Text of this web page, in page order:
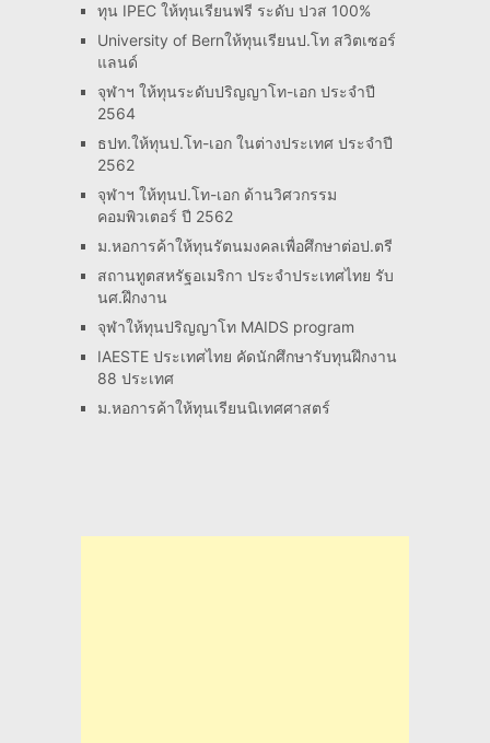
ทุน IPEC ให้ทุนเรียนฟรี ระดับ ปวส 100%
University of Bernให้ทุนเรียนป.โท สวิตเซอร์
แลนด์
จุฬาฯ ให้ทุนระดับปริญญาโท-เอก ประจำปี
2564
ธปท.ให้ทุนป.โท-เอก ในต่างประเทศ ประจำปี
2562
จุฬาฯ ให้ทุนป.โท-เอก ด้านวิศวกรรม
คอมพิวเตอร์ ปี 2562
ม.หอการค้าให้ทุนรัตนมงคลเพื่อศึกษาต่อป.ตรี
สถานทูตสหรัฐอเมริกา ประจำประเทศไทย รับ
นศ.ฝึกงาน
จุฬาให้ทุนปริญญาโท MAIDS program
IAESTE ประเทศไทย คัดนักศึกษารับทุนฝึกงาน
88 ประเทศ
ม.หอการค้าให้ทุนเรียนนิเทศศาสตร์